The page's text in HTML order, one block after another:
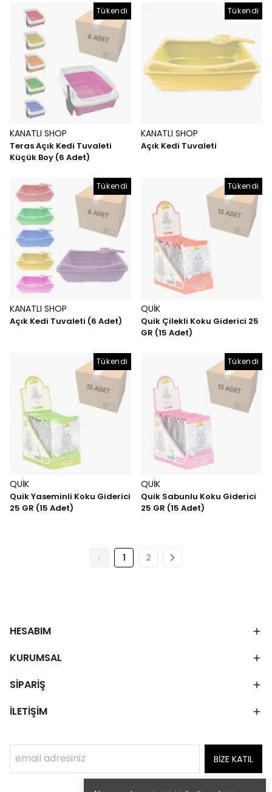
Tükendi
KANATLI SHOP
Teras Açık Kedi Tuvaleti
Küçük Boy (6 Adet)
Tükendi
KANATLI SHOP
Açık Kedi Tuvaleti
Tükendi
KANATLI SHOP
Açık Kedi Tuvaleti (6 Adet)
Tükendi
QUİK
Quik Çilekli Koku Giderici 25
GR (15 Adet)
Tükendi
QUİK
Quik Yaseminli Koku Giderici
25 GR (15 Adet)
Tükendi
QUİK
Quik Sabunlu Koku Giderici
25 GR (15 Adet)
1 2
HESABIM
KURUMSAL
SİPARİŞ
İLETİŞİM
BİZE KATIL